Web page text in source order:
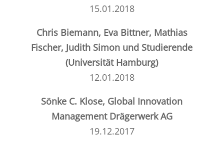
15.01.2018
Chris Biemann, Eva Bittner, Mathias
Fischer, Judith Simon und Studierende
(Universität Hamburg)
12.01.2018
Sönke C. Klose, Global Innovation
Management Drägerwerk AG
19.12.2017